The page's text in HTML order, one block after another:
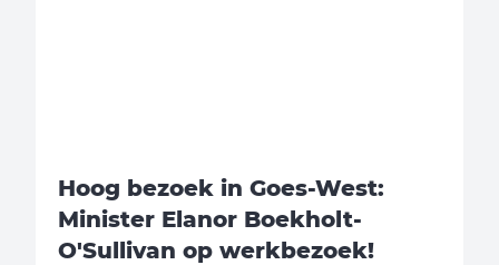
Hoog bezoek in Goes-West:
Minister Elanor Boekholt-
O'Sullivan op werkbezoek!